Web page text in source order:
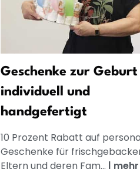
Geschenke zur Geburt
individuell und
handgefertigt
10 Prozent Rabatt auf
Geschenke für
Eltern und deren Fam... | mehr